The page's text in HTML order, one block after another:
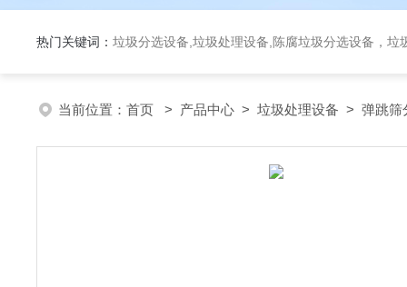
热门关键词： 垃圾分选设备,垃圾处理设备,陈腐垃圾分选设备，垃
当前位置： 首页 > 产品中心 > 垃圾处理设备 > 弹跳筛